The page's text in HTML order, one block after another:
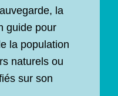
la
guide pour
la population
naturels ou
sur son